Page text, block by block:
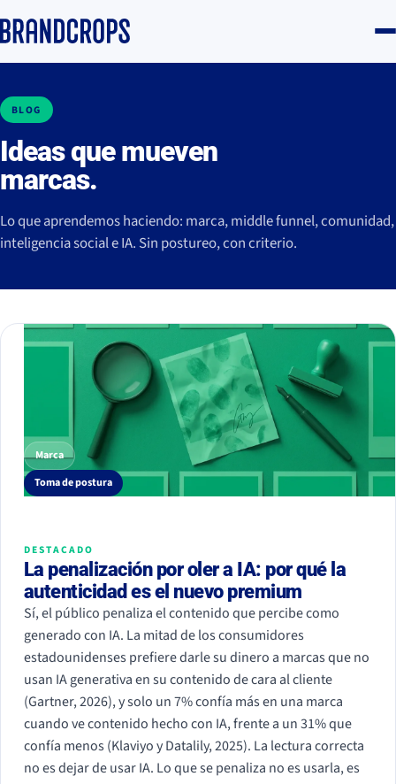
BLOG
Ideas que mueven
marcas.
Lo que aprendemos haciendo: marca, middle funnel, comunidad,
inteligencia social e IA. Sin postureo, con criterio.
Marca
Toma de postura
DESTACADO
La penalización por oler a IA: por qué la
autenticidad es el nuevo premium
Sí, el público penaliza el contenido que percibe como
generado con IA. La mitad de los consumidores
estadounidenses prefiere darle su dinero a marcas que no
usan IA generativa en su contenido de cara al cliente
(Gartner, 2026), y solo un 7% confía más en una marca
cuando ve contenido hecho con IA, frente a un 31% que
confía menos (Klaviyo y Datalily, 2025). La lectura correcta
no es dejar de usar IA. Lo que se penaliza no es usarla, es